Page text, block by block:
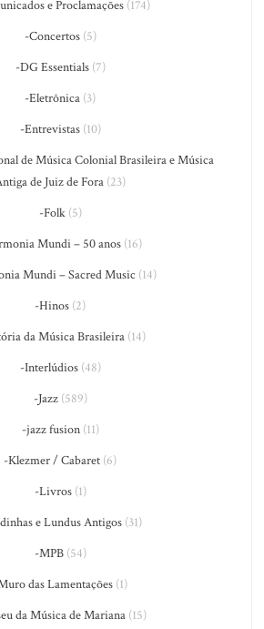
e Proclamações(174)
-Concertos(5)
-DG Essentials(7)
-Eletrônica (3)
-Entrevistas(10)
de Música Colonial Brasileira e Música
de Juiz de Fora (23)
-Folk(5)
Mundi – 50 anos(16)
Mundi – Sacred Music (14)
-Hinos (2)
da Música Brasileira(14)
-Interlúdios(48)
-Jazz(589)
-jazz fusion(11)
-Klezmer / Cabaret (6)
-Livros(1)
e Lundus Antigos (31)
-MPB(54)
das Lamentações (1)
da Música de Mariana(15)